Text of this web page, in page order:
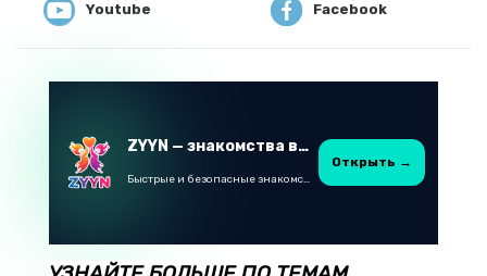
Youtube Facebook
ZYYN — знакомства в Казахстане
Быстрые и безопасные знакомства в Telegram
Открыть →